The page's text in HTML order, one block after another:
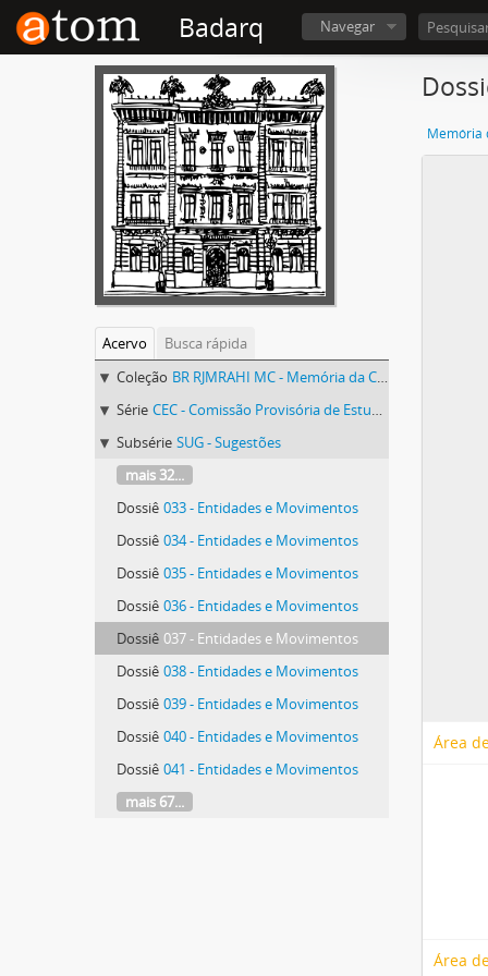
Badarq Navegar
Acervo
Busca rápida
Coleção BR RJMRAHI MC - Memória da Constituinte
Série CEC - Comissão Provisória de Estudos Constitucionais
Subsérie SUG - Sugestões
mais 32...
Dossiê 033 - Entidades e Movimentos
Dossiê 034 - Entidades e Movimentos
Dossiê 035 - Entidades e Movimentos
Dossiê 036 - Entidades e Movimentos
Dossiê 037 - Entidades e Movimentos
Dossiê 038 - Entidades e Movimentos
Dossiê 039 - Entidades e Movimentos
Dossiê 040 - Entidades e Movimentos
Dossiê 041 - Entidades e Movimentos
mais 67...
Memória
Área
Área